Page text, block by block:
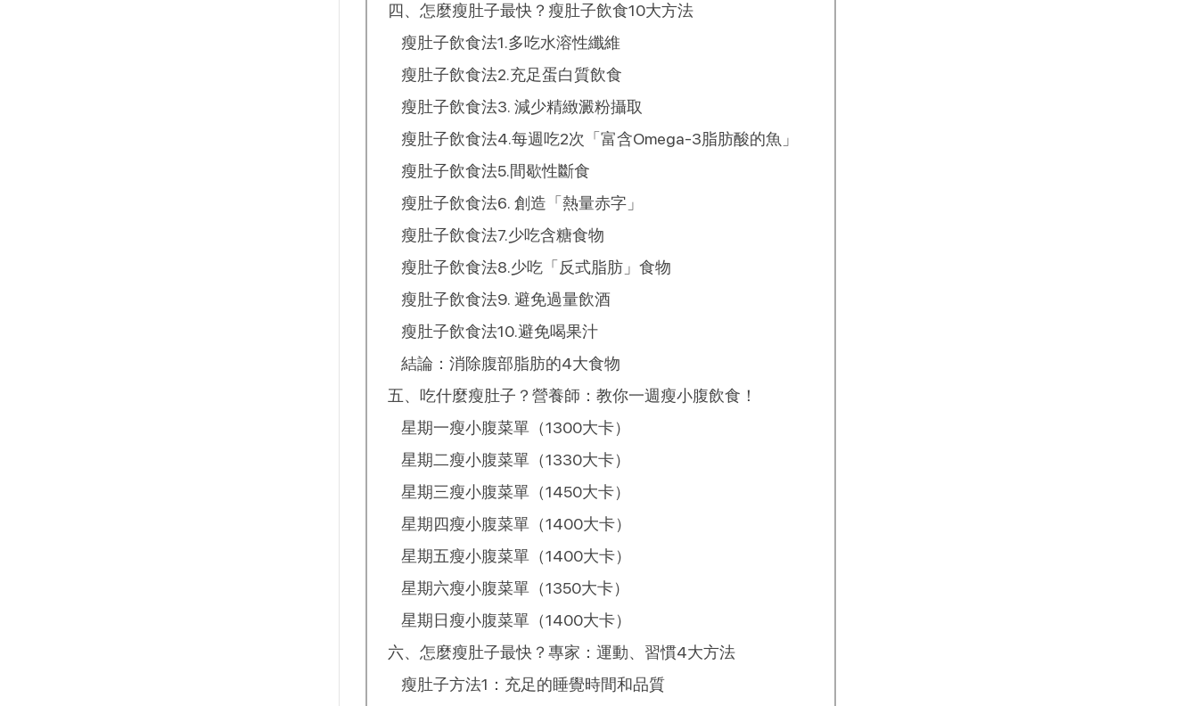
四、怎麼瘦肚子最快？瘦肚子飲食10大方法
瘦肚子飲食法1.多吃水溶性纖維
瘦肚子飲食法2.充足蛋白質飲食
瘦肚子飲食法3. 減少精緻澱粉攝取
瘦肚子飲食法4.每週吃2次「富含Omega-3脂肪酸的魚」
瘦肚子飲食法5.間歇性斷食
瘦肚子飲食法6. 創造「熱量赤字」
瘦肚子飲食法7.少吃含糖食物
瘦肚子飲食法8.少吃「反式脂肪」食物
瘦肚子飲食法9. 避免過量飲酒
瘦肚子飲食法10.避免喝果汁
結論：消除腹部脂肪的4大食物
五、吃什麼瘦肚子？營養師：教你一週瘦小腹飲食！
星期一瘦小腹菜單（1300大卡）
星期二瘦小腹菜單（1330大卡）
星期三瘦小腹菜單（1450大卡）
星期四瘦小腹菜單（1400大卡）
星期五瘦小腹菜單（1400大卡）
星期六瘦小腹菜單（1350大卡）
星期日瘦小腹菜單（1400大卡）
六、怎麼瘦肚子最快？專家：運動、習慣4大方法
瘦肚子方法1：充足的睡覺時間和品質